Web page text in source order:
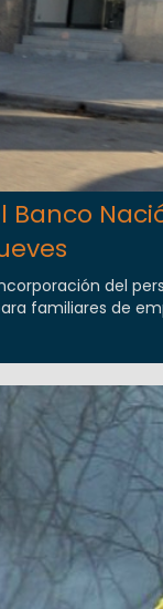
Banco
del
familiares de